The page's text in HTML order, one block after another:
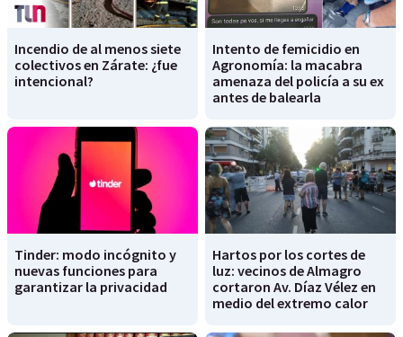
Incendio de al menos siete
colectivos en Zárate: ¿fue
intencional?
Intento de femicidio en
Agronomía: la macabra
amenaza del policía a su ex
antes de balearla
Tinder: modo incógnito y
nuevas funciones para
garantizar la privacidad
Hartos por los cortes de
luz: vecinos de Almagro
cortaron Av. Díaz Vélez en
medio del extremo calor